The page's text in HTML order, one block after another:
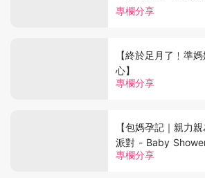
專欄分享
專欄分享
【終於足月了﹗準
心】
專欄分享
【包媽孕記｜親力
派對 - Baby Shower